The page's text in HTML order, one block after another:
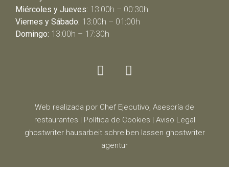
Miércoles y Jueves: 13:00h – 00:30h
Viernes y Sábado: 13:00h – 01:00h
Domingo: 13:00h – 17:30h
Web realizada por Chef Ejecutivo, Asesoría de
restaurantes | Política de Cookies | Aviso Legal
ghostwriter hausarbeit schreiben lassen ghostwriter
agentur